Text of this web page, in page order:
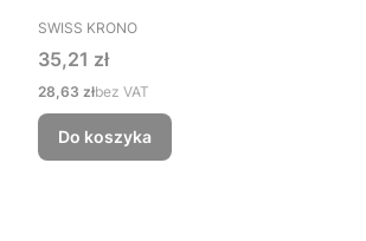
PRODUCENT
SWISS KRONO
Cena
35,21 zł
Cena
28,63 złbez VAT
Do koszyka